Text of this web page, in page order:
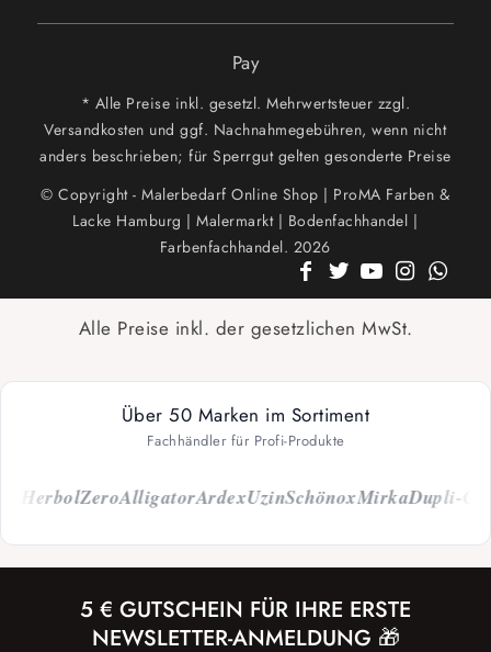
Pay
* Alle Preise inkl. gesetzl. Mehrwertsteuer zzgl.
Versandkosten und ggf. Nachnahmegebühren, wenn nicht
anders beschrieben; für Sperrgut gelten gesonderte Preise
© Copyright - Malerbedarf Online Shop | ProMA Farben &
Lacke Hamburg | Malermarkt | Bodenfachhandel |
Farbenfachhandel. 2026
Alle Preise inkl. der gesetzlichen MwSt.
Über 50 Marken im Sortiment
Fachhändler für Profi-Produkte
ZeroAlligatorArdexUzinSchönoxMirkaDupli-Color
5 € GUTSCHEIN FÜR IHRE ERSTE
NEWSLETTER-ANMELDUNG 🎁